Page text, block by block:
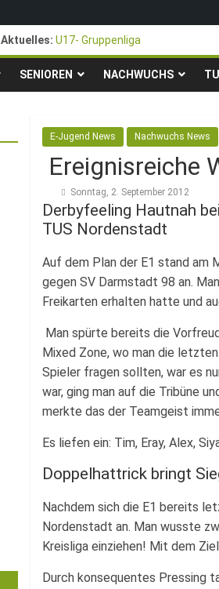
Aktuelles: U17- Gruppenliga
*U17-Junioren steigen in die
47. Otto Walter Pfingstturnier
1. Mai – Charity-Fußballturnier
SENIOREN NACHWUCHS
E-Jugend News Nachwuchs News
Ereignisreiche
Sonntag, 2. September 2012
Derbyfeeling Hautnah
TUS Nordenstadt
Auf dem Plan der E1 stand am
gegen SV Darmstadt 98 an.
Freikarten erhalten hatte und
Man spürte bereits die
Mixed Zone, wo man die
Spieler fragen sollten, war es
war, ging man auf die Tribüne
merkte das der Teamgeist
Es liefen ein: Tim, Eray, Alex,
Doppelhattrick bringt
Nachdem sich die E1 bereits
Nordenstadt an. Man wusste
Kreisliga einziehen! Mit dem
Durch konsequentes Pressing